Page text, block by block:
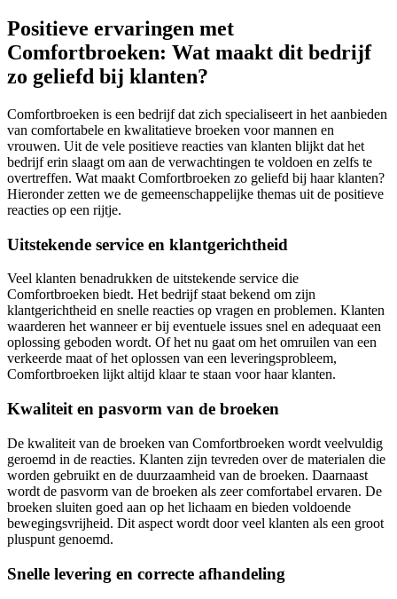
Positieve ervaringen met
Comfortbroeken: Wat maakt dit bedrijf
zo geliefd bij klanten?
Comfortbroeken is een bedrijf dat zich specialiseert in het aanbieden
van comfortabele en kwalitatieve broeken voor mannen en
vrouwen. Uit de vele positieve reacties van klanten blijkt dat het
bedrijf erin slaagt om aan de verwachtingen te voldoen en zelfs te
overtreffen. Wat maakt Comfortbroeken zo geliefd bij haar klanten?
Hieronder zetten we de gemeenschappelijke themas uit de positieve
reacties op een rijtje.
Uitstekende service en klantgerichtheid
Veel klanten benadrukken de uitstekende service die
Comfortbroeken biedt. Het bedrijf staat bekend om zijn
klantgerichtheid en snelle reacties op vragen en problemen. Klanten
waarderen het wanneer er bij eventuele issues snel en adequaat een
oplossing geboden wordt. Of het nu gaat om het omruilen van een
verkeerde maat of het oplossen van een leveringsprobleem,
Comfortbroeken lijkt altijd klaar te staan voor haar klanten.
Kwaliteit en pasvorm van de broeken
De kwaliteit van de broeken van Comfortbroeken wordt veelvuldig
geroemd in de reacties. Klanten zijn tevreden over de materialen die
worden gebruikt en de duurzaamheid van de broeken. Daarnaast
wordt de pasvorm van de broeken als zeer comfortabel ervaren. De
broeken sluiten goed aan op het lichaam en bieden voldoende
bewegingsvrijheid. Dit aspect wordt door veel klanten als een groot
pluspunt genoemd.
Snelle levering en correcte afhandeling